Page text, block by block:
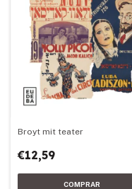
Broyt mit teater
€12,59